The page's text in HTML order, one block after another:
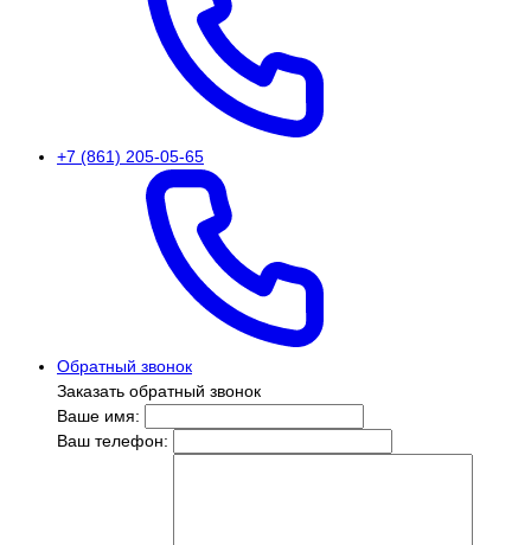
+7 (861) 205-05-65
Обратный звонок
Заказать обратный звонок
Ваше имя:
Ваш телефон: